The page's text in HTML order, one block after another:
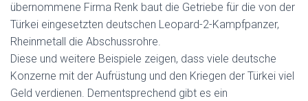
übernommene Firma Renk baut die Getriebe für die von der
Türkei eingesetzten deutschen Leopard-2-Kampfpanzer,
Rheinmetall die Abschussrohre.
Diese und weitere Beispiele zeigen, dass viele deutsche
Konzerne mit der Aufrüstung und den Kriegen der Türkei viel
Geld verdienen. Dementsprechend gibt es ein